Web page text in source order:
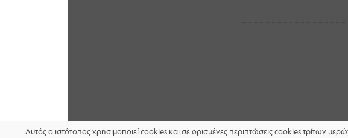
Αυτός ο ιστότοπος χρησιμοποιεί cookies και σε ορισμένες περιπτώσεις cookies τρίτων